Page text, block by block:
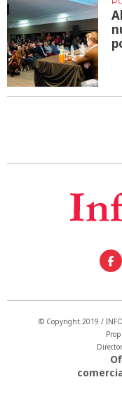
© Copyright 2019 /